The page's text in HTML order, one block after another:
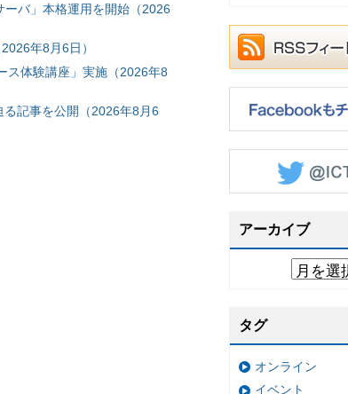
ーバ」本格運用を開始（2026
年8月6日）
ス体験講座」実施（2026年8
記事を公開（2026年8月6
アーカイブ
タグ
オンライン
イベント